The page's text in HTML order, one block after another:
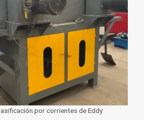
por corrientes de Eddy